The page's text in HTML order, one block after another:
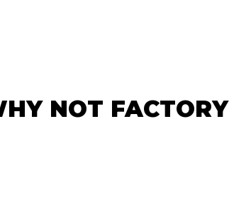
NOT FACTORY